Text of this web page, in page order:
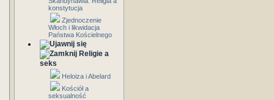
konstytucja
Zjednoczenie
Włoch i likwidacja
Państwa Kościelnego
Religie a
seks
Heloiza i Abelard
Kościół a
seksualność